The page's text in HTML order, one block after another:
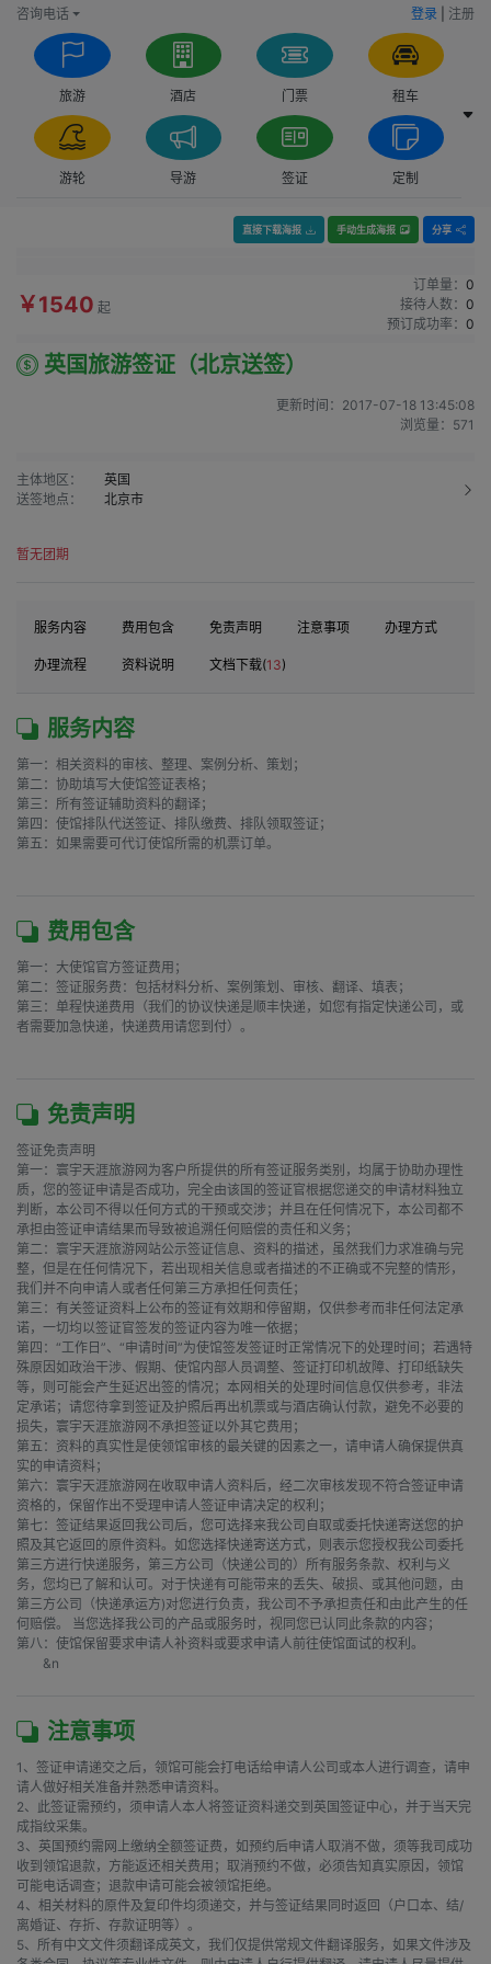
咨询电话 登录 注册
旅游 酒店 门票 租车
游轮 导游 签证 定制
直接下载海报 手动生成海报 分享
￥1540 起
订单量： 0
接待人数： 0
预订成功率： 0
英国旅游签证（北京送签）
更新时间： 2017-07-18 13:45:08
浏览量： 571
主体地区：
英国
送签地点：
北京市
暂无团期
服务内容 费用包含 免责声明 注意事项 办理方式
办理流程 资料说明 文档下载(13)
服务内容
第一：相关资料的审核、整理、案例分析、策划；
第二：协助填写大使馆签证表格；
第三：所有签证辅助资料的翻译；
第四：使馆排队代送签证、排队缴费、排队领取签证；
第五：如果需要可代订使馆所需的机票订单。
费用包含
第一：大使馆官方签证费用；
第二：签证服务费：包括材料分析、案例策划、审核、翻译、填表；
第三：单程快递费用（我们的协议快递是顺丰快递，如您有指定快递公司，或
者需要加急快递，快递费用请您到付）。
免责声明
签证免责声明
第一：寰宇天涯旅游网为客户所提供的所有签证服务类别，均属于协助办理性
质，您的签证申请是否成功，完全由该国的签证官根据您递交的申请材料独立
判断，本公司不得以任何方式的干预或交涉；并且在任何情况下，本公司都不
承担由签证申请结果而导致被追溯任何赔偿的责任和义务；
第二：寰宇天涯旅游网站公示签证信息、资料的描述，虽然我们力求准确与完
整，但是在任何情况下，若出现相关信息或者描述的不正确或不完整的情形，
我们并不向申请人或者任何第三方承担任何责任；
第三：有关签证资料上公布的签证有效期和停留期，仅供参考而非任何法定承
诺，一切均以签证官签发的签证内容为唯一依据；
第四：“工作日”、“申请时间”为使馆签发签证时正常情况下的处理时间；若遇特
殊原因如政治干涉、假期、使馆内部人员调整、签证打印机故障、打印纸缺失
等，则可能会产生延迟出签的情况；本网相关的处理时间信息仅供参考，非法
定承诺；请您待拿到签证及护照后再出机票或与酒店确认付款，避免不必要的
损失，寰宇天涯旅游网不承担签证以外其它费用；
第五：资料的真实性是使领馆审核的最关键的因素之一，请申请人确保提供真
实的申请资料；
第六：寰宇天涯旅游网在收取申请人资料后，经二次审核发现不符合签证申请
资格的，保留作出不受理申请人签证申请决定的权利；
第七：签证结果返回我公司后，您可选择来我公司自取或委托快递寄送您的护
照及其它返回的原件资料。如您选择快递寄送方式，则表示您授权我公司委托
第三方进行快递服务，第三方公司（快递公司的）所有服务条款、权利与义
务，您均已了解和认可。对于快递有可能带来的丢失、破损、或其他问题，由
第三方公司（快递承运方)对您进行负责，我公司不予承担责任和由此产生的任
何赔偿。 当您选择我公司的产品或服务时，视同您已认同此条款的内容；
第八：使馆保留要求申请人补资料或要求申请人前往使馆面试的权利。
&n
注意事项
1、签证申请递交之后，领馆可能会打电话给申请人公司或本人进行调查，请申
请人做好相关准备并熟悉申请资料。
2、此签证需预约，须申请人本人将签证资料递交到英国签证中心，并于当天完
成指纹采集。
3、英国预约需网上缴纳全额签证费，如预约后申请人取消不做，须等我司成功
收到领馆退款，方能返还相关费用；取消预约不做，必须告知真实原因，领馆
可能电话调查；退款申请可能会被领馆拒绝。
4、相关材料的原件及复印件均须递交，并与签证结果同时返回（户口本、结/
离婚证、存折、存款证明等）。
5、所有中文文件须翻译成英文，我们仅提供常规文件翻译服务，如果文件涉及